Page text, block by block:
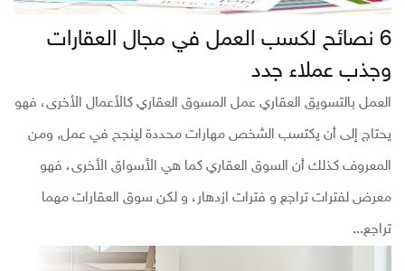
6 نصائح لكسب العمل في مجال العقارات
وجذب عملاء جدد
العمل بالتسويق العقاري عمل المسوق العقاري كالأعمال الأخرى، فهو
يحتاج إلى أن يكتسب الشخص مهارات محددة لينجح في عمل, ومن
المعروف كذلك أن السوق العقاري كما هي الأسواق الأخرى، فهو
معرض لفترات تراجع و فترات ازدهار، و لكن سوق العقارات مهما
تراجع...